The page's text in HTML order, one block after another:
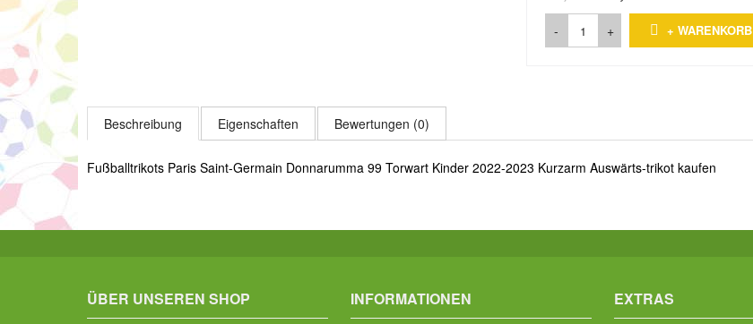
- + + WARENKORB
Beschreibung Eigenschaften Bewertungen (0)
Fußballtrikots Paris Saint-Germain Donnarumma 99 Torwart Kinder 2022-2023 Kurzarm Auswärts-trikot kaufen
ÜBER UNSEREN SHOP INFORMATIONEN EXTRAS